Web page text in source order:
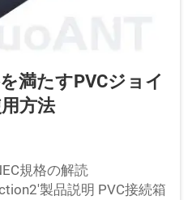
満たすPVCジョイ
方法
規格の解読
製品説明 PVC接続箱